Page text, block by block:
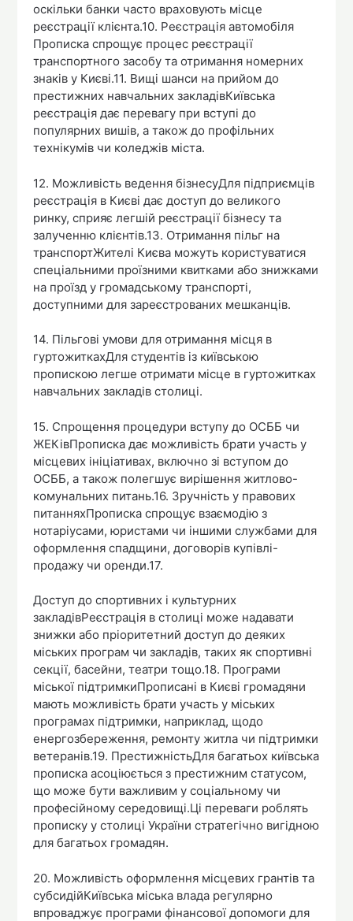
оскільки банки часто враховують місце
реєстрації клієнта.10. Реєстрація автомобіля
Прописка спрощує процес реєстрації
транспортного засобу та отримання номерних
знаків у Києві.11. Вищі шанси на прийом до
престижних навчальних закладівКиївська
реєстрація дає перевагу при вступі до
популярних вишів, а також до профільних
технікумів чи коледжів міста.
12. Можливість ведення бізнесуДля підприємців
реєстрація в Києві дає доступ до великого
ринку, сприяє легшій реєстрації бізнесу та
залученню клієнтів.13. Отримання пільг на
транспортЖителі Києва можуть користуватися
спеціальними проїзними квитками або знижками
на проїзд у громадському транспорті,
доступними для зареєстрованих мешканців.
14. Пільгові умови для отримання місця в
гуртожиткахДля студентів із київською
пропискою легше отримати місце в гуртожитках
навчальних закладів столиці.
15. Спрощення процедури вступу до ОСББ чи
ЖЕКівПрописка дає можливість брати участь у
місцевих ініціативах, включно зі вступом до
ОСББ, а також полегшує вирішення житлово-
комунальних питань.16. Зручність у правових
питанняхПрописка спрощує взаємодію з
нотаріусами, юристами чи іншими службами для
оформлення спадщини, договорів купівлі-
продажу чи оренди.17.
Доступ до спортивних і культурних
закладівРеєстрація в столиці може надавати
знижки або пріоритетний доступ до деяких
міських програм чи закладів, таких як спортивні
секції, басейни, театри тощо.18. Програми
міської підтримкиПрописані в Києві громадяни
мають можливість брати участь у міських
програмах підтримки, наприклад, щодо
енергозбереження, ремонту житла чи підтримки
ветеранів.19. ПрестижністьДля багатьох київська
прописка асоціюється з престижним статусом,
що може бути важливим у соціальному чи
професійному середовищі.Ці переваги роблять
прописку у столиці України стратегічно вигідною
для багатьох громадян.
20. Можливість оформлення місцевих грантів та
субсидійКиївська міська влада регулярно
впроваджує програми фінансової допомоги для